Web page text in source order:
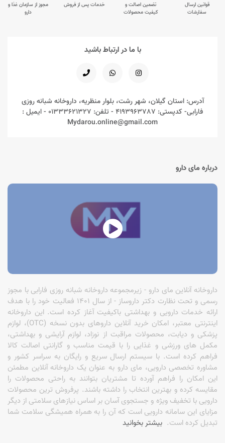
قوانین ارسال
سفارشات
تضمین اصالت و
کیفیت محصولات
خدمات پس از فروش
مجوز از سازمان غذا و
دارو
با ما در ارتباط باشید
آدرس: استان گیلان، شهر رشت، بلوار منظریه، داروخانه شبانه روزی
فارابی- کدپستی: 4193963787 - تلفن: 01333621327 - ایمیل :
Mydarou.online@gmail.com
درباره مای دارو
داروخانه آنلاین مای دارو - زیرمجموعه داروخانه شبانه روزی فارابی با مجوز
رسمی و تحت نظارت دکتر داروساز - از سال 1401 فعالیت خود را با هدف
ارائه خدمات دارویی و بهداشتی باکیفیت آغاز کرده است. این داروخانه
اینترنتی معتبر، امکان خرید آنلاین داروهای بدون نسخه (OTC)، لوازم
پزشکی و دیابت، محصولات مراقبت از نوزاد، لوازم آرایشی و بهداشتی،
مکمل های ورزشی و غذایی را با قیمت مناسب و گارانتی اصالت کالا
فراهم کرده است. با سیستم ارسال سریع و رایگان به سراسر کشور و
مشاوره تخصصی دارویی، مای دارو به عنوان یک داروخانه آنلاین مطمئن
این امکان را فراهم آورده تا مشتریان بتوانند به راحتی محصولات را
مقایسه کرده و بهترین انتخاب را داشته باشند. پرفروش ترین محصولات
دارویی با تخفیف ویژه و جستجوی آسان بر اساس نیازهای سلامتی از دیگر
مزایای این سامانه دارویی است که آن را به همراه همیشگی سلامت شما
تبدیل کرده است. بیشتر بخوانید